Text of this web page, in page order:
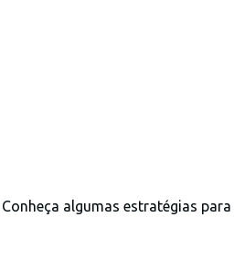
algumas estratégias